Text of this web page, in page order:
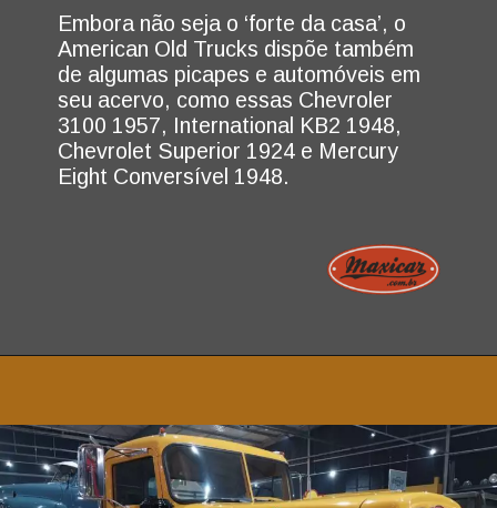
Embora não seja o ‘forte da casa’, o
American Old Trucks dispõe também
de algumas picapes e automóveis em
seu acervo, como essas Chevroler
3100 1957, International KB2 1948,
Chevrolet Superior 1924 e Mercury
Eight Conversível 1948.